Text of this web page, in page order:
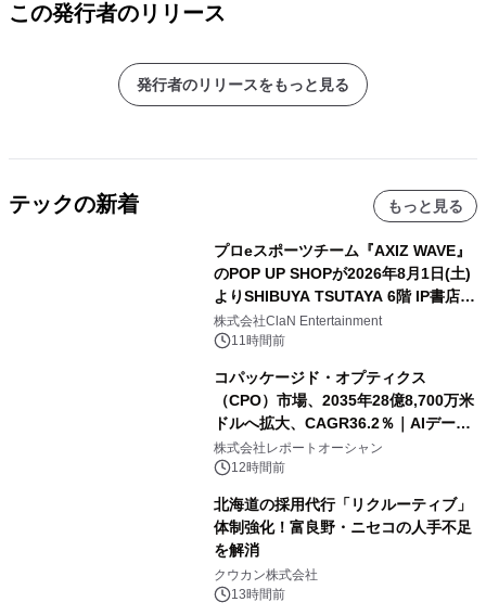
この発行者のリリース
発行者のリリースをもっと見る
テックの新着 もっと見る
プロeスポーツチーム『AXIZ WAVE』
のPOP UP SHOPが2026年8月1日(土)
よりSHIBUYA TSUTAYA 6階 IP書店で
開催決定！！
株式会社ClaN Entertainment
11時間前
コパッケージド・オプティクス
（CPO）市場、2035年28億8,700万米
ドルへ拡大、CAGR36.2％｜AIデータ
センター・高速光通信需要が成長を加
速
株式会社レポートオーシャン
12時間前
北海道の採用代行「リクルーティブ」
体制強化！富良野・ニセコの人手不足
を解消
クウカン株式会社
13時間前